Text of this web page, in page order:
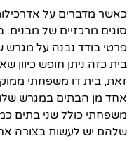
כאשר מדברים על
סוגים מרכזיים של מבנים:
פרטי בודד נבנה על מגרש
בית כזה ניתן חופש כיוון
זאת, בית דו משפחתי
אחד מן הבתים במגרש
משפחתי כולל שני בתים
שלהם יש לעשות בצורה